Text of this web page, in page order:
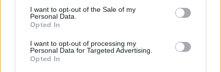
consent section.
I want to opt-out of the Sale of my
Personal Data.
Opted In
I want to opt-out of processing my
Personal Data for Targeted Advertising.
Opted In
Susanna Riva osserva Bologna dalla finestra
dell’Archivio di Stato dove una volta ha
sulle cooperative cittadine: quel documento
segnò la scelta editoriale di approfondire